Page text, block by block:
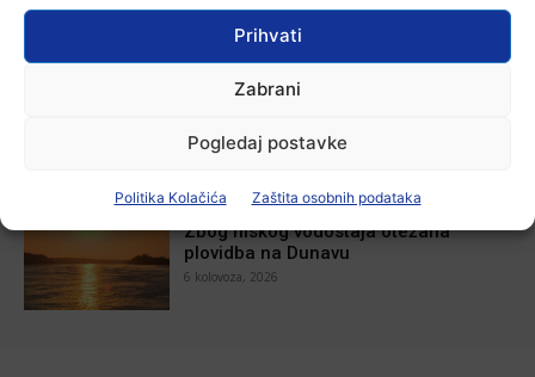
Prihvati
Zabrani
Pogledaj postavke
Politika Kolačića Zaštita osobnih podataka
7 kolovoza, 2026
U Županji održana Ljetna škola magije
Aktualno
Zbog niskog vodostaja otežana
plovidba na Dunavu
6 kolovoza, 2026